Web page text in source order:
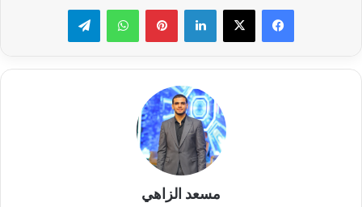
لينكدإن بينتيريستواتساب تيلقرام
مسعد الزاهي